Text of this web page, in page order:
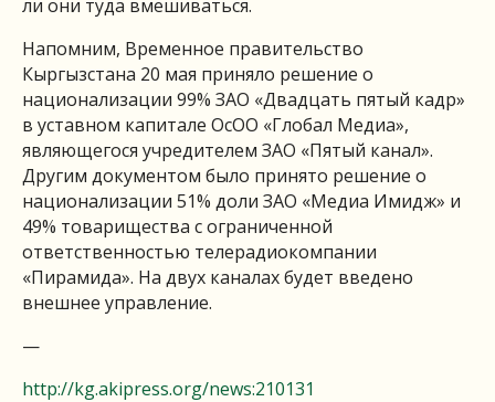
ли они туда вмешиваться.
Напомним, Временное правительство
Кыргызстана 20 мая приняло решение о
национализации 99% ЗАО «Двадцать пятый кадр»
в уставном капитале ОсОО «Глобал Медиа»,
являющегося учредителем ЗАО «Пятый канал».
Другим документом было принято решение о
национализации 51% доли ЗАО «Медиа Имидж» и
49% товарищества с ограниченной
ответственностью телерадиокомпании
«Пирамида». На двух каналах будет введено
внешнее управление.
—
http://kg.akipress.org/news:210131